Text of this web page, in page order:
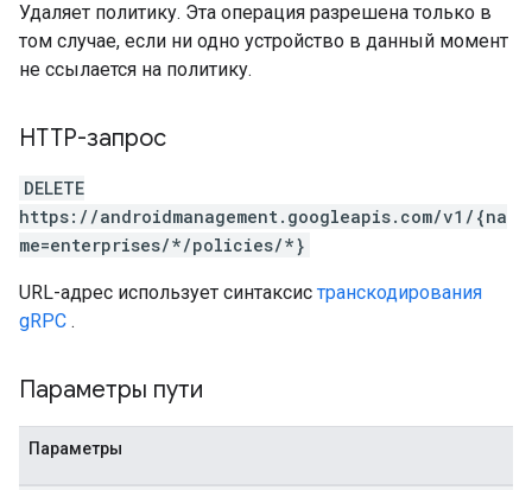
Удаляет политику. Эта операция разрешена только в
том случае, если ни одно устройство в данный момент
не ссылается на политику.
HTTP-запрос
DELETE
https://androidmanagement.googleapis.com/v1/{na
me=enterprises/*/policies/*}
URL-адрес использует синтаксис транскодирования
gRPC .
Параметры пути
Параметры